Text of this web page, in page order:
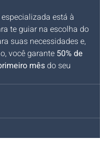
está à
te guiar na escolha do
suas necessidades e,
você garante 50% de
mês do seu